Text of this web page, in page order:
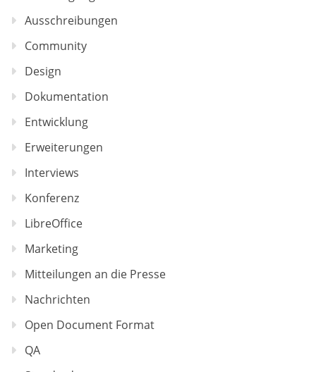
Ausschreibungen
Community
Design
Dokumentation
Entwicklung
Erweiterungen
Interviews
Konferenz
LibreOffice
Marketing
Mitteilungen an die Presse
Nachrichten
Open Document Format
QA